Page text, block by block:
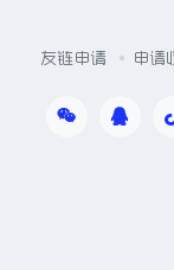
友链申请 申请